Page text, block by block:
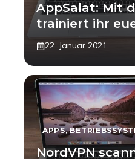
AppSalat: Mit
trainiert ihr
22. Januar 2021
APPS,
NordVPN